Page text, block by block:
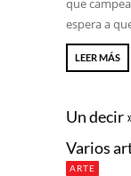
que
espera a
LEER MÁS
Un decir
Varios
ARTE